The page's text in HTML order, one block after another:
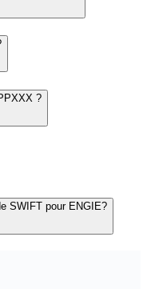
?
SWIFT pour ENGIE?